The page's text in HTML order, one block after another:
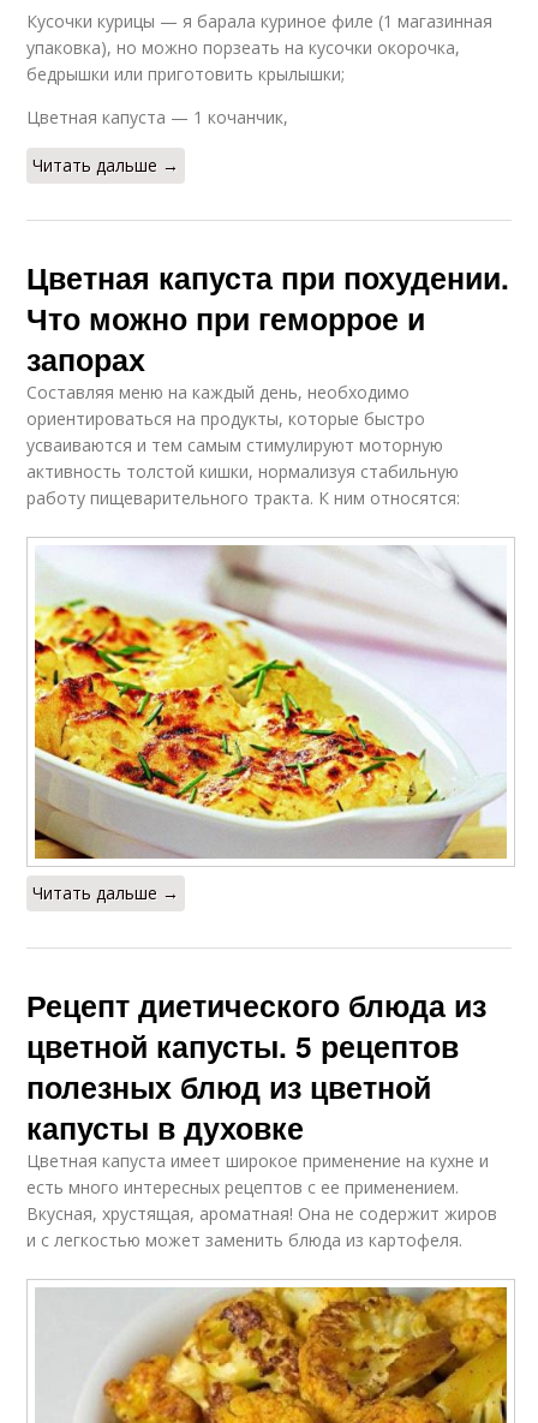
Кусочки курицы — я барала куриное филе (1 магазинная
упаковка), но можно порзеать на кусочки окорочка,
бедрышки или приготовить крылышки;
Цветная капуста — 1 кочанчик,
Читать дальше →
Цветная капуста при похудении.
Что можно при геморрое и
запорах
Составляя меню на каждый день, необходимо
ориентироваться на продукты, которые быстро
усваиваются и тем самым стимулируют моторную
активность толстой кишки, нормализуя стабильную
работу пищеварительного тракта. К ним относятся:
Читать дальше →
Рецепт диетического блюда из
цветной капусты. 5 рецептов
полезных блюд из цветной
капусты в духовке
Цветная капуста имеет широкое применение на кухне и
есть много интересных рецептов с ее применением.
Вкусная, хрустящая, ароматная! Она не содержит жиров
и с легкостью может заменить блюда из картофеля.